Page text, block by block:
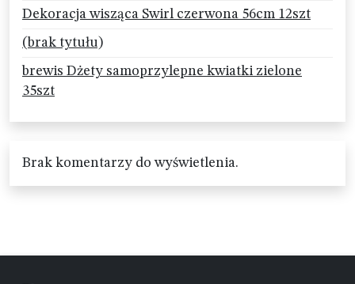
Dekoracja wisząca Swirl czerwona 56cm 12szt
(brak tytułu)
brewis Dżety samoprzylepne kwiatki zielone
35szt
Brak komentarzy do wyświetlenia.